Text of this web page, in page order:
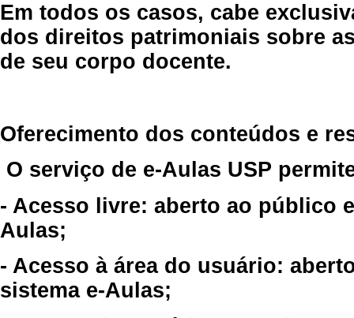
Em todos os casos, cabe
dos direitos patrimoniais sobre
de seu corpo docente.
Oferecimento dos conteúdos e
O serviço de e-Aulas USP
- Acesso livre: aberto ao público
Aulas;
- Acesso à área do usuário:
sistema e-Aulas;